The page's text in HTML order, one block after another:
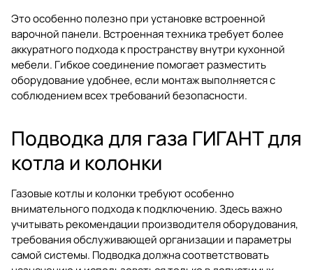
Это особенно полезно при установке встроенной
варочной панели. Встроенная техника требует более
аккуратного подхода к пространству внутри кухонной
мебели. Гибкое соединение помогает разместить
оборудование удобнее, если монтаж выполняется с
соблюдением всех требований безопасности.
Подводка для газа ГИГАНТ для
котла и колонки
Газовые котлы и колонки требуют особенно
внимательного подхода к подключению. Здесь важно
учитывать рекомендации производителя оборудования,
требования обслуживающей организации и параметры
самой системы. Подводка должна соответствовать